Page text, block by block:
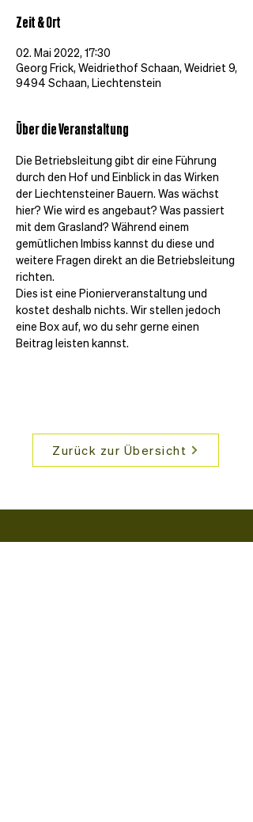
Zeit & Ort
02. Mai 2022, 17:30
Georg Frick, Weidriethof Schaan, Weidriet 9,
9494 Schaan, Liechtenstein
Über die Veranstaltung
Die Betriebsleitung gibt dir eine Führung
durch den Hof und Einblick in das Wirken
der Liechtensteiner Bauern. Was wächst
hier? Wie wird es angebaut? Was passiert
mit dem Grasland? Während einem
gemütlichen Imbiss kannst du diese und
weitere Fragen direkt an die Betriebsleitung
richten.
Dies ist eine Pionierveranstaltung und
kostet deshalb nichts. Wir stellen jedoch
eine Box auf, wo du sehr gerne einen
Beitrag leisten kannst.
Zurück zur Übersicht